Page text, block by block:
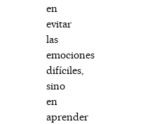
en
evitar
las
emociones
difíciles,
sino
en
aprender